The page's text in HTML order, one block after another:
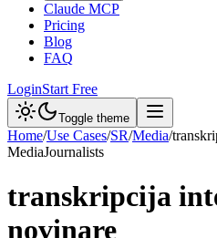
Claude MCP
Pricing
Blog
FAQ
LoginStart Free
Toggle theme
Home/Use Cases/SR/Media/
MediaJournalists
transkripcija
novinare